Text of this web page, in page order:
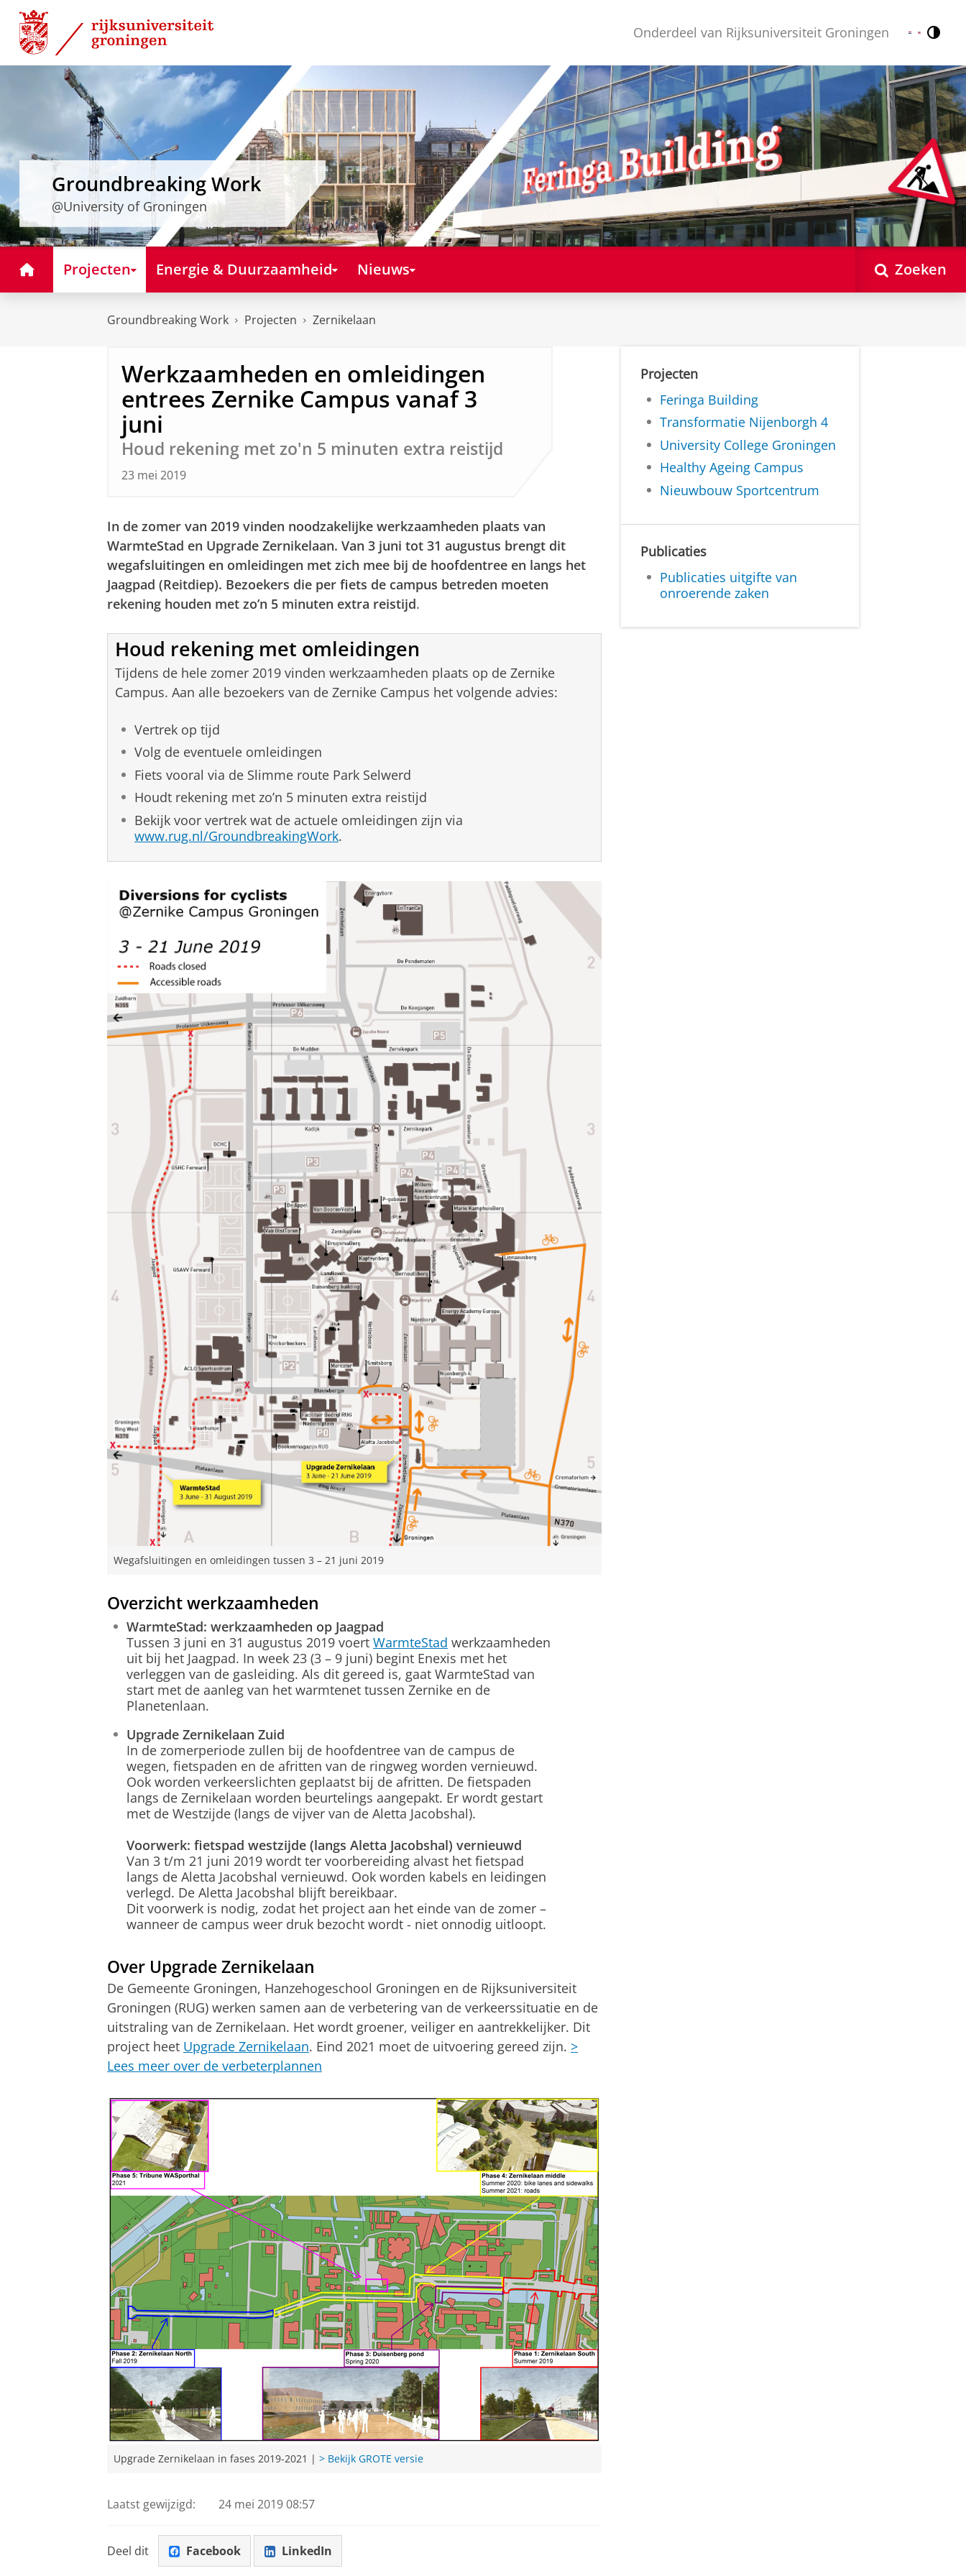
Skip
Content
Skip
Navigation
Onderdeel van Rijksuniversiteit Groningen Nederlands
English
Groundbreaking Work
@University of Groningen
HomeProjecten Energie & Duurzaamheid Nieuws Zoeken
Groundbreaking Work Projecten Zernikelaan
Werkzaamheden en omleidingen
entrees Zernike Campus vanaf 3
juni
Houd rekening met zo'n 5 minuten extra reistijd
23 mei 2019
In de zomer van 2019 vinden noodzakelijke werkzaamheden plaats van
WarmteStad en Upgrade Zernikelaan. Van 3 juni tot 31 augustus brengt dit
wegafsluitingen en omleidingen met zich mee bij de hoofdentree en langs het
Jaagpad (Reitdiep). Bezoekers die per fiets de campus betreden moeten
rekening houden met zo’n 5 minuten extra reistijd.
Houd rekening met omleidingen
Tijdens de hele zomer 2019 vinden werkzaamheden plaats op de Zernike
Campus. Aan alle bezoekers van de Zernike Campus het volgende advies:
Vertrek op tijd
Volg de eventuele omleidingen
Fiets vooral via de Slimme route Park Selwerd
Houdt rekening met zo’n 5 minuten extra reistijd
Bekijk voor vertrek wat de actuele omleidingen zijn via
www.rug.nl/GroundbreakingWork.
Wegafsluitingen en omleidingen tussen 3 – 21 juni 2019
Overzicht werkzaamheden
WarmteStad: werkzaamheden op Jaagpad
Tussen 3 juni en 31 augustus 2019 voert WarmteStad werkzaamheden
uit bij het Jaagpad. In week 23 (3 – 9 juni) begint Enexis met het
verleggen van de gasleiding. Als dit gereed is, gaat WarmteStad van
start met de aanleg van het warmtenet tussen Zernike en de
Planetenlaan.
Upgrade Zernikelaan Zuid
In de zomerperiode zullen bij de hoofdentree van de campus de
wegen, fietspaden en de afritten van de ringweg worden vernieuwd.
Ook worden verkeerslichten geplaatst bij de afritten. De fietspaden
langs de Zernikelaan worden beurtelings aangepakt. Er wordt gestart
met de Westzijde (langs de vijver van de Aletta Jacobshal).
Voorwerk: fietspad westzijde (langs Aletta Jacobshal) vernieuwd
Van 3 t/m 21 juni 2019 wordt ter voorbereiding alvast het fietspad
langs de Aletta Jacobshal vernieuwd. Ook worden kabels en leidingen
verlegd. De Aletta Jacobshal blijft bereikbaar.
Dit voorwerk is nodig, zodat het project aan het einde van de zomer –
wanneer de campus weer druk bezocht wordt - niet onnodig uitloopt.
Over Upgrade Zernikelaan
De Gemeente Groningen, Hanzehogeschool Groningen en de Rijksuniversiteit
Groningen (RUG) werken samen aan de verbetering van de verkeerssituatie en de
uitstraling van de Zernikelaan. Het wordt groener, veiliger en aantrekkelijker. Dit
project heet Upgrade Zernikelaan. Eind 2021 moet de uitvoering gereed zijn. >
Lees meer over de verbeterplannen
Upgrade Zernikelaan in fases 2019-2021 | > Bekijk GROTE versie
Laatst gewijzigd: 24 mei 2019 08:57
Deel dit Facebook LinkedIn
Projecten
Feringa Building
Transformatie Nijenborgh 4
University College Groningen
Healthy Ageing Campus
Nieuwbouw Sportcentrum
Publicaties
Publicaties uitgifte van
onroerende zaken